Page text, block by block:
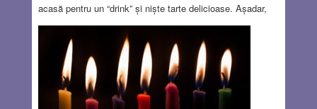
acasă pentru un “drink” și niște tarte delicioase. Așadar,
când seara se apropria de sfârșit, l-am rugat pe Dan, în
românește, să le reamintească celor de față că îi
așteptăm. De mult n-am fost atât de uluit, rămăsesem de-
a dreptul “bouche bée” când Regina Ana mi s-a adresat cu
un surâs: “What about us?? Could we also come to your
home for a drink??” După ce mi-am revenit, am răspuns: